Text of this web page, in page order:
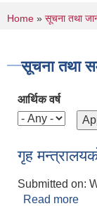
You are
Home » सूचना तथा
सूचना तथा
आर्थिक वर्ष
गृह
Submitted on:
Read more